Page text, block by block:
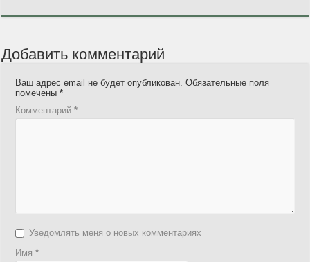
Добавить комментарий
Ваш адрес email не будет опубликован. Обязательные поля
помечены*
Комментарий*
Уведомлять меня о новых комментариях
Имя*